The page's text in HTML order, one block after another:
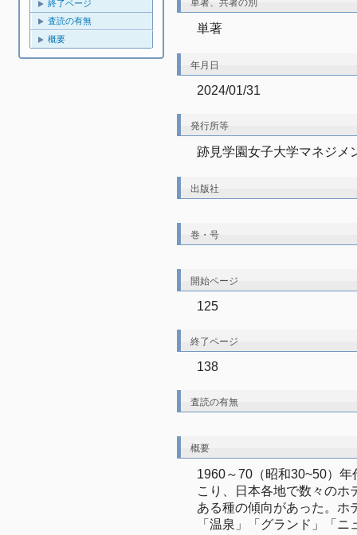
終了ページ
査読の有無
概要
単著、共著の別
単著
年月日
2024/01/31
発行所等
跡見学園女子大学マネジメ
出版社
巻・号
開始ページ
125
終了ページ
138
査読の有無
概要
1960～70（昭和30~50）
こり、日本各地で数々のホ
ある種の傾向があった。ホ
「温泉」「グランド」「